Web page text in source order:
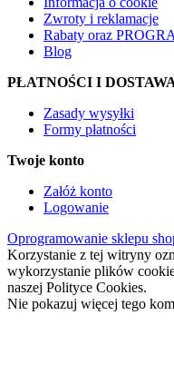
Zwroty i reklamacje
Rabaty oraz
Blog
PŁATNOŚCI I
Zasady wysyłki
Formy płatności
Twoje konto
Załóż konto
Logowanie
Oprogramowanie sklepu
Korzystanie z tej witryny
wykorzystanie plików
naszej Polityce Cookies.
Nie pokazuj więcej tego